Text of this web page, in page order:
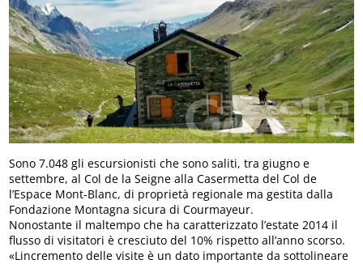
Sono 7.048 gli escursionisti che sono saliti, tra giugno e
settembre, al Col de la Seigne alla Casermetta del Col de
l’Espace Mont-Blanc, di proprietà regionale ma gestita dalla
Fondazione Montagna sicura di Courmayeur.
Nonostante il maltempo che ha caratterizzato l’estate 2014 il
flusso di visitatori è cresciuto del 10% rispetto all’anno scorso.
«Lincremento delle visite è un dato importante da sottolineare